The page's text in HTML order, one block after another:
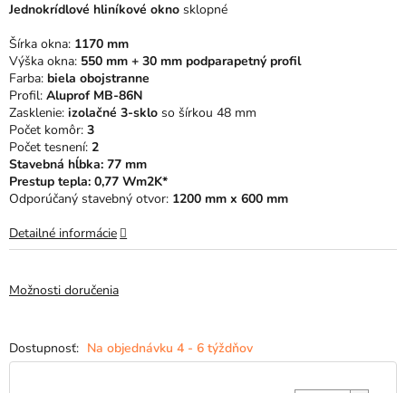
Na objednávku 4 - 6 týždňov
Možnosti doručenia
Jednokrídlové hliníkové okno sklopné
Šírka okna: 1170 mm
Výška okna: 550 mm + 30 mm podparapetný profil
Farba: biela obojstranne
Profil: Aluprof MB-86N
Zasklenie: izolačné 3-sklo so šírkou 48 mm
Počet komôr: 3
Počet tesnení: 2
Stavebná hĺbka: 77 mm
Prestup tepla: 0,77 Wm2K*
Odporúčaný stavebný otvor: 1200 mm x 600 mm
Detailné informácie
z
hviezdičiek.